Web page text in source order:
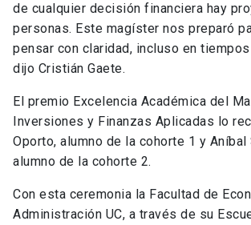
de cualquier decisión financiera hay
personas. Este magíster nos preparó
pensar con claridad, incluso en
dijo Cristián Gaete.
El premio Excelencia Académica del
Inversiones y Finanzas Aplicadas lo
Oporto, alumno de la cohorte 1 y Aníbal
alumno de la cohorte 2.
Con esta ceremonia la Facultad de
Administración UC, a través de su